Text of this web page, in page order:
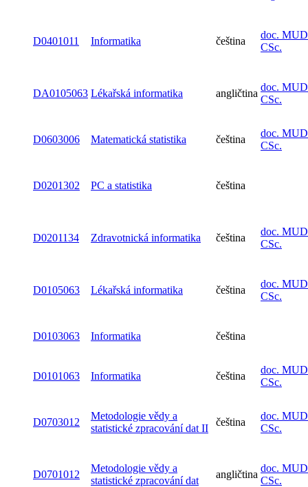
D0401011 Informatika čeština
doc.
CSc.
DA0105063 Lékařská informatika angličtina
doc.
CSc.
D0603006 Matematická statistika čeština
doc.
CSc.
D0201302 PC a statistika čeština
D0201134 Zdravotnická informatika čeština
doc.
CSc.
D0105063 Lékařská informatika čeština
doc.
CSc.
D0103063 Informatika čeština
D0101063 Informatika čeština
doc.
CSc.
D0703012
Metodologie vědy a
statistické zpracování dat II
čeština
doc.
CSc.
D0701012
Metodologie vědy a
statistické zpracování dat
angličtina
doc.
CSc.